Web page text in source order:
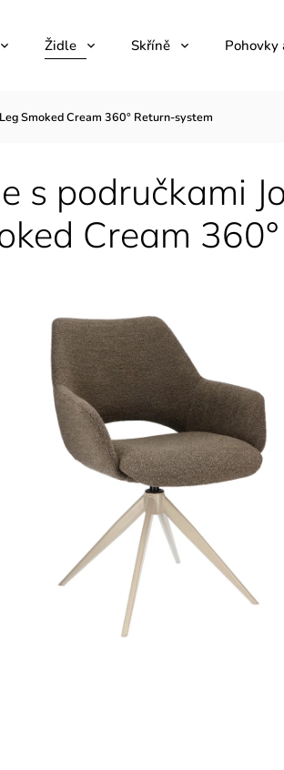
Židle Skříně Pohovky
Smoked Cream 360° Return-system
s područkami
Cream